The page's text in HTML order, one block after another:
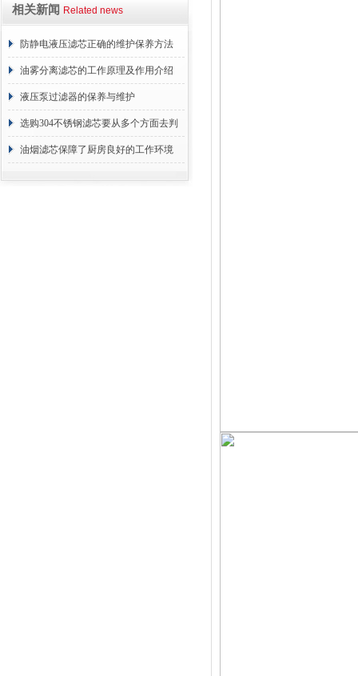
相关新闻 Related news
防静电液压滤芯正确的维护保养方法
油雾分离滤芯的工作原理及作用介绍
液压泵过滤器的保养与维护
选购304不锈钢滤芯要从多个方面去判
断
油烟滤芯保障了厨房良好的工作环境